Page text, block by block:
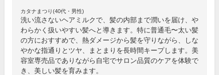
カタナまつり(40代・男性)
洗い流さないヘアミルクで、髪の内部まで潤いを届け、や
わらかく扱いやすい髪へと導きます。特に普通毛〜太い髪
の方におすすめで、熱ダメージから髪を守りながら、しな
やかな指通りとツヤ、まとまりを長時間キープします。美
容室専売品でありながら自宅でサロン品質のケアを体験で
き、美しい髪を育みます。